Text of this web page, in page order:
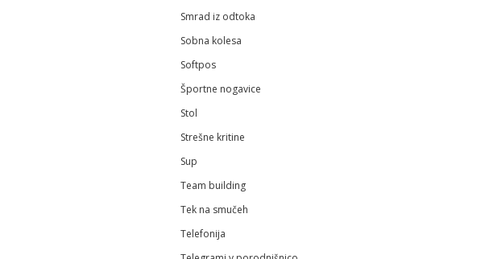
Smrad iz odtoka
Sobna kolesa
Softpos
Športne nogavice
Stol
Strešne kritine
Sup
Team building
Tek na smučeh
Telefonija